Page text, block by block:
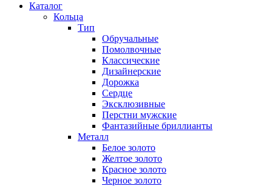
Каталог
Кольца
Тип
Обручальные
Помолвочные
Классические
Дизайнерские
Дорожка
Сердце
Эксклюзивные
Перстни мужские
Фантазийные бриллианты
Металл
Белое золото
Желтое золото
Красное золото
Черное золото